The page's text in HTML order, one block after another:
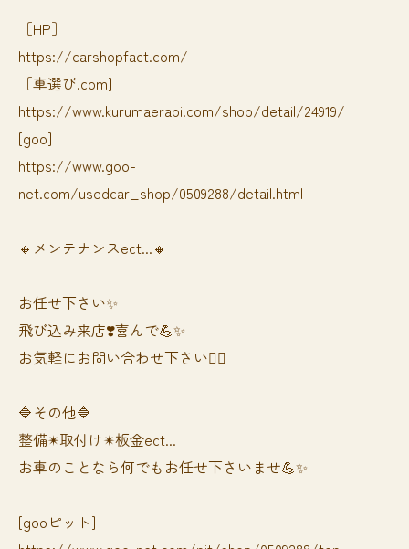
［HP］
https://carshopfact.com/
［車選び.com]
https://www.kurumaerabi.com/shop/detail/24919/
[goo]
https://www.goo-
net.com/usedcar_shop/0509288/detail.html
🔸メンテナンスect...🔸
お任せ下さい✨
飛び込み来店❣️喜んで💪✨
お気軽にお問い合わせ下さい🙆‍♀️
🔷その他🔷
整備✴︎取付け✴︎板金ect...
お車のことなら何でもお任せ下さいませ💪✨
[gooピット]